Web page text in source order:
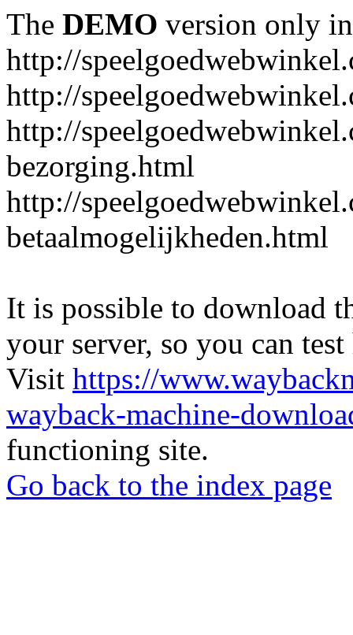
The DEMO version only
http://
http://
http://
bezorging.html
http://
betaalmogelijkheden.html
It is possible to download
your server, so you can
Visit https://
wayback-machine-
functioning site.
Go back to the index page